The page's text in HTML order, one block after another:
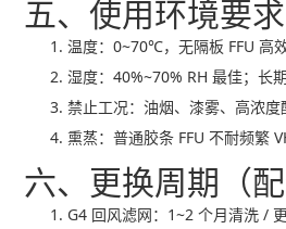
五、使用环境要求
温度：0~70℃，无隔板 FFU 高
湿度：40%~70% RH 最佳；长
禁止工况：油烟、漆雾、高浓
熏蒸：普通胶条 FFU 不耐频繁
六、更换周期（配
G4 回风滤网：1~2 个月清洗 /